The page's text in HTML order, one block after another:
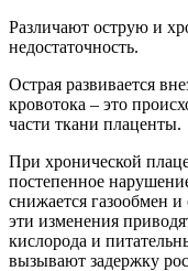
Различают острую и
недостаточность.
Острая развивается
кровотока – это
части ткани плаценты.
При хронической
постепенное
снижается газообмен
эти изменения
кислорода и
вызывают задержку